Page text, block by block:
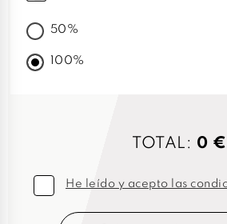
50%
100%
TOTAL: 0 €
He leído y acepto las